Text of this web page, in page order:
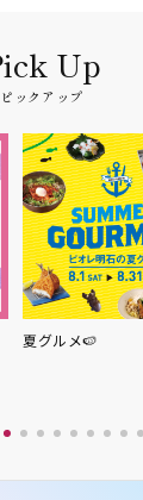
ピックアップ
夏グルメ🍉